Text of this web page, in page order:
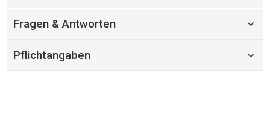
Fragen & Antworten
Pflichtangaben